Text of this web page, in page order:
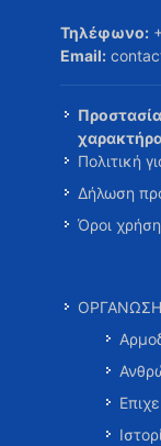
Τηλέφωνο:
Email:
Πολιτική
Δήλωση
Όροι